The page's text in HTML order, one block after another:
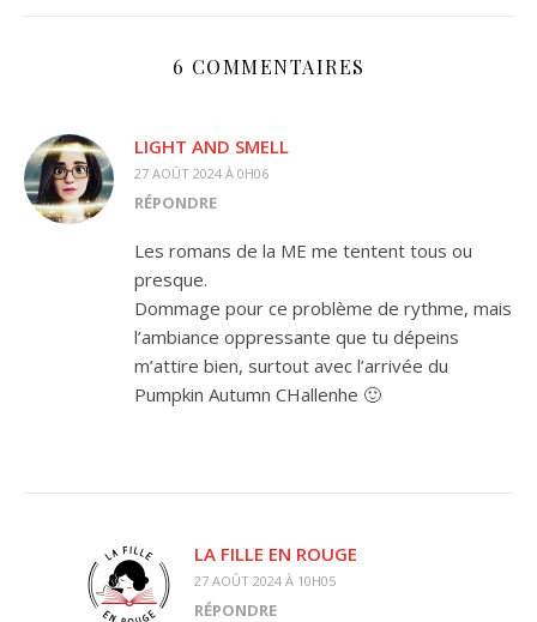
6 COMMENTAIRES
LIGHT AND SMELL
27 AOÛT 2024 À 0H06
RÉPONDRE
Les romans de la ME me tentent tous ou
presque.
Dommage pour ce problème de rythme, mais
l’ambiance oppressante que tu dépeins
m’attire bien, surtout avec l’arrivée du
Pumpkin Autumn CHallenhe 🙂
LA FILLE EN ROUGE
27 AOÛT 2024 À 10H05
RÉPONDRE